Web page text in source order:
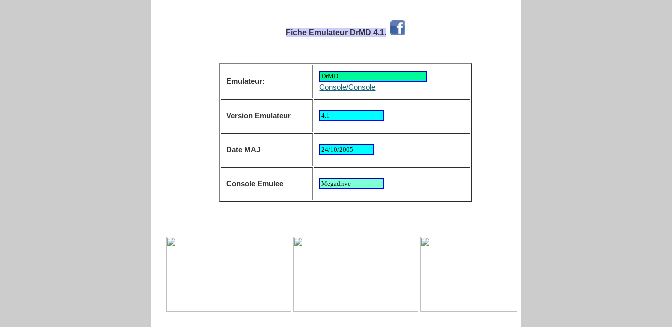
Fiche Emulateur DrMD 4.1.
Emulateur:
Console/Console
Version Emulateur
Date MAJ
Console Emulee